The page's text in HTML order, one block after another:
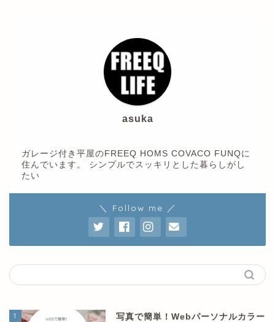
asuka
ガレージ付き平屋のFREEQ HOMS COVACO FUNQに
住んでいます。 シンプルでスッキリとした暮らしがし
たい
＼ Follow me ／
1
写真で簡単！Webパーソナルカラー